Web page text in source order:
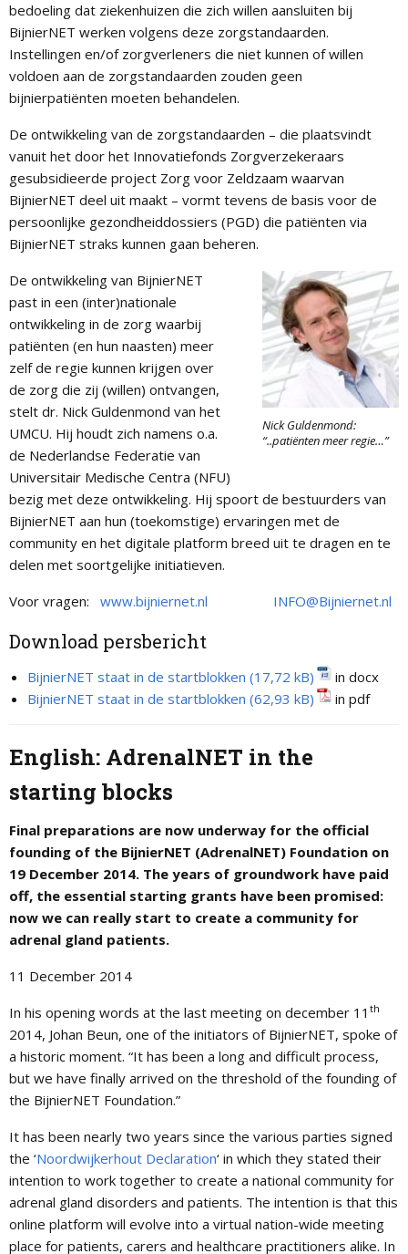
bedoeling dat ziekenhuizen die zich willen aansluiten bij
BijnierNET werken volgens deze zorgstandaarden.
Instellingen en/of zorgverleners die niet kunnen of willen
voldoen aan de zorgstandaarden zouden geen
bijnierpatiënten moeten behandelen.
De ontwikkeling van de zorgstandaarden – die plaatsvindt
vanuit het door het Innovatiefonds Zorgverzekeraars
gesubsidieerde project Zorg voor Zeldzaam waarvan
BijnierNET deel uit maakt – vormt tevens de basis voor de
persoonlijke gezondheiddossiers (PGD) die patiënten via
BijnierNET straks kunnen gaan beheren.
Nick Guldenmond:
“..patiënten meer regie…”
De ontwikkeling van BijnierNET
past in een (inter)nationale
ontwikkeling in de zorg waarbij
patiënten (en hun naasten) meer
zelf de regie kunnen krijgen over
de zorg die zij (willen) ontvangen,
stelt dr. Nick Guldenmond van het
UMCU. Hij houdt zich namens o.a.
de Nederlandse Federatie van
Universitair Medische Centra (NFU)
bezig met deze ontwikkeling. Hij spoort de bestuurders van
BijnierNET aan hun (toekomstige) ervaringen met de
community en het digitale platform breed uit te dragen en te
delen met soortgelijke initiatieven.
Voor vragen: www.bijniernet.nl INFO@Bijniernet.nl
Download persbericht
BijnierNET staat in de startblokken
in docx
BijnierNET staat in de startblokken
in pdf
English: AdrenalNET in the
starting blocks
Final preparations are now underway for the official
founding of the BijnierNET (AdrenalNET) Foundation on
19 December 2014. The years of groundwork have paid
off, the essential starting grants have been promised:
now we can really start to create a community for
adrenal gland patients.
11 December 2014
In his opening words at the last meeting on december 11 th
2014, Johan Beun, one of the initiators of BijnierNET, spoke of
a historic moment. “It has been a long and difficult process,
but we have finally arrived on the threshold of the founding of
the BijnierNET Foundation.”
It has been nearly two years since the various parties signed
the ‘Noordwijkerhout Declaration‘ in which they stated their
intention to work together to create a national community for
adrenal gland disorders and patients. The intention is that this
online platform will evolve into a virtual nation-wide meeting
place for patients, carers and healthcare practitioners alike. In